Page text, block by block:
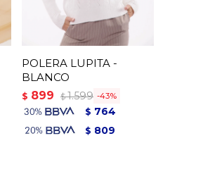
POLERA LUPITA -
BLANCO
$ 899 $ 1.599 43
$ 764
$ 809